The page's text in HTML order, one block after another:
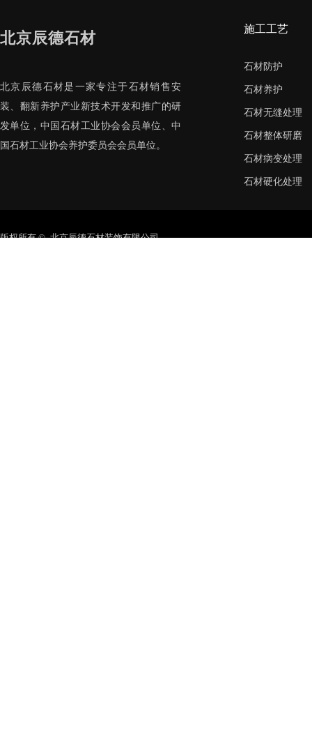
版权所有 © 北京辰德石材装饰有限公司
施工工艺
北京辰德石材
北京辰德石材是一家专注于石材销售安
装、翻新养护产业新技术开发和推广的研
发单位，中国石材工业协会会员单位、中
国石材工业协会养护委员会会员单位。
石材防护
石材养护
石材无缝处理
石材整体研磨
石材病变处理
石材硬化处理